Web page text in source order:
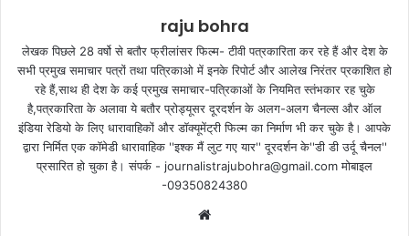
raju bohra
लेखक पिछले 28 वर्षो से बतौर फ्रीलांसर फिल्म- टीवी पत्रकारिता कर रहे हैं और देश के
सभी प्रमुख समाचार पत्रों तथा पत्रिकाओ में इनके रिपोर्ट और आलेख निरंतर प्रकाशित हो
रहे हैं,साथ ही देश के कई प्रमुख समाचार-पत्रिकाओं के नियमित स्तंभकार रह चुके
है,पत्रकारिता के अलावा ये बतौर प्रोड्यूसर दूरदर्शन के अलग-अलग चैनल्स और ऑल
इंडिया रेडियो के लिए धारावाहिकों और डॉक्यूमेंट्री फिल्म का निर्माण भी कर चुके है। आपके
द्वारा निर्मित एक कॉमेडी धारावाहिक ''इश्क मैं लुट गए यार'' दूरदर्शन के''डी डी उर्दू चैनल''
प्रसारित हो चुका है। संपर्क - journalistrajubohra@gmail.com मोबाइल
-09350824380